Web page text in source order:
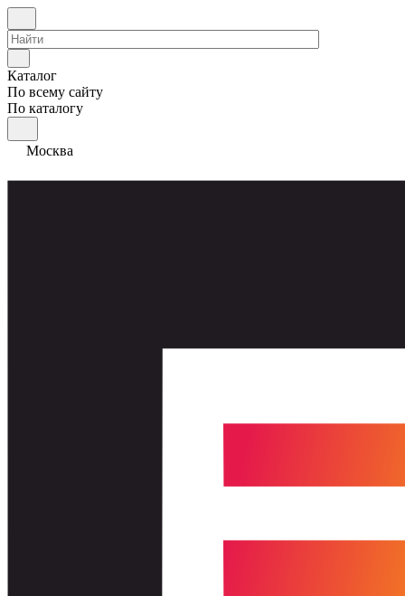
Каталог
По всему сайту
По каталогу
Москва